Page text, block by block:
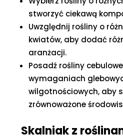
stworzyć ciekawą
Uwzględnij rośliny o
kwiatów, aby dodać
aranżacji.
Posadź rośliny
wymaganiach
wilgotnościowych, aby
zrównoważone
Skalniak z